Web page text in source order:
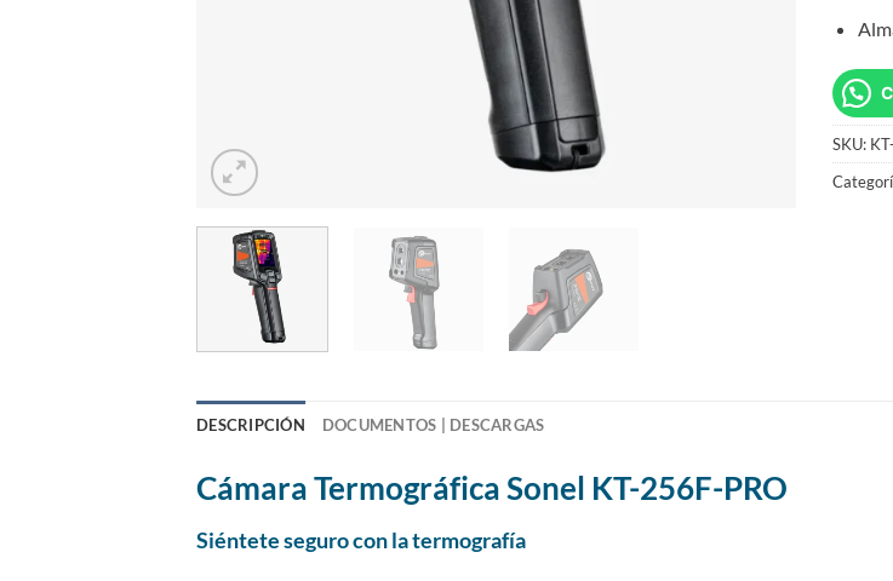
SKU:
DESCRIPCIÓN DOCUMENTOS | DESCARGAS
Cámara Termográfica Sonel KT-256F-PRO
Siéntete seguro con la termografía